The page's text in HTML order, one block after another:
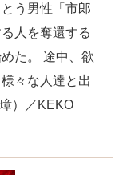
う男性「市郎
人を奪還する
た。 途中、欲
々な人達と出
）／KEKO